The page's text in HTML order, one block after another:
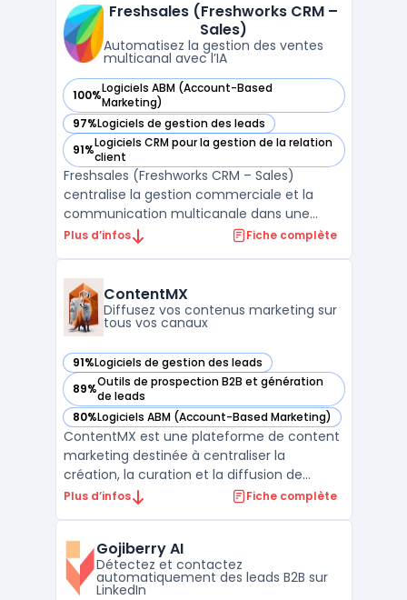
fonctionnalités nécessaires pour relier
campagnes ...
Freshsales (Freshworks CRM –
Sales)
Automatisez la gestion des ventes
multicanal avec l’IA
100%Logiciels ABM (Account-Based
Marketing)
— voir Freshsales (Freshworks CRM – Sales) dans cette
97%Logiciels de gestion des leads
— voir Freshsales (Freshworks CRM – Sales) dans cette
91%Logiciels CRM pour la gestion de la relation
client
— voir Freshsales (Freshworks CRM – Sales) dans cette
Freshsales (Freshworks CRM – Sales)
centralise la gestion commerciale et la
communication multicanale dans une
interface organisée pour les équipes de
pipeline commercial jusqu’au suivi avancé
des remontées clients, s’ad ...
Plus d’infos Fiche complète
ContentMX
Diffusez vos contenus marketing sur
tous vos canaux
91%Logiciels de gestion des leads
— voir ContentMX dans cette catégorie
89%Outils de prospection B2B et génération
de leads
— voir ContentMX dans cette catégorie
80%Logiciels ABM (Account-Based Marketing)
— voir ContentMX dans cette catégorie
ContentMX est une plateforme de content
marketing destinée à centraliser la
création, la curation et la diffusion de
contenus dans un contexte de réseaux de
consultants rencontrent la question de
maintenir une communication ré ...
Plus d’infos Fiche complète
Gojiberry AI
Détectez et contactez
automatiquement des leads B2B sur
LinkedIn